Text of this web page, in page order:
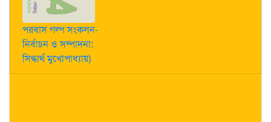
পরবাস গল্প সংকলন-
নির্বাচন ও সম্পাদনা:
সিদ্ধার্থ মুখোপাধ্যায়)